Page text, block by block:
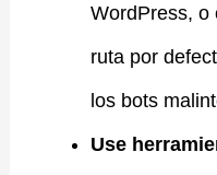
WordPress, o
ruta por
los bots
Use